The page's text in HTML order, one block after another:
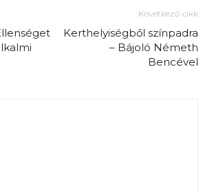
Következő cikk
Kerthelyiségből színpadra
– Bájoló Németh
Bencével